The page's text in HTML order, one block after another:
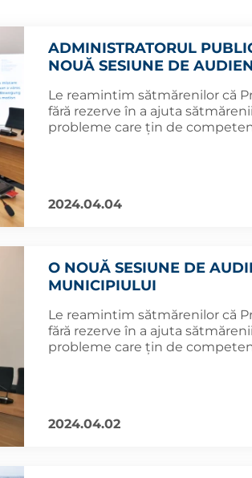
ADMINISTRATORUL
NOUĂ SESIUNE DE
Le reamintim sătmărenilor că
fără rezerve în a ajuta
probleme care țin de
2024.04.04
O NOUĂ SESIUNE DE
MUNICIPIULUI
Le reamintim sătmărenilor că
fără rezerve în a ajuta
probleme care țin de
2024.04.02